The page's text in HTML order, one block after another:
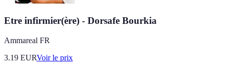
Etre infirmier(ère) - Dorsafe Bourkia
Ammareal FR
3.19 EURVoir le prix